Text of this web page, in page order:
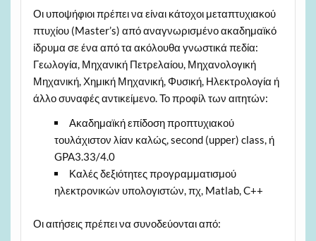
Οι υποψήφιοι πρέπει να είναι κάτοχοι μεταπτυχιακού
πτυχίου (Master’s) από αναγνωρισμένο ακαδημαϊκό
ίδρυμα σε ένα από τα ακόλουθα γνωστικά πεδία:
Γεωλογία, Μηχανική Πετρελαίου, Μηχανολογική
Μηχανική, Χημική Μηχανική, Φυσική, Ηλεκτρολογία ή
άλλο συναφές αντικείμενο. Το προφίλ των αιτητών:
Ακαδημαϊκή επίδοση προπτυχιακού
τουλάχιστον λίαν καλώς, second (upper) class, ή
GPA3.33/4.0
Καλές δεξιότητες προγραμματισμού
ηλεκτρονικών υπολογιστών, πχ, Matlab, C++
Οι αιτήσεις πρέπει να συνοδεύονται από: